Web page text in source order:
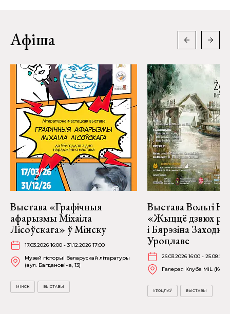
Афіша
Выстава «Графічныя
афарызмы Міхаіла
Лісоўскага» ў Мінску
17.03.2026 16:00 - 31.12.2026 17:00
Музей гісторыі беларускай літаратуры
(вул. Багдановіча, 13)
МІНСК ВЫСТАВЫ
Выстава Вольгі
«Жыццё дзвюх
і Бярэзіна
Уроцлаве
26.03.2026 16:00 -
Галерэя Клуба MiL
УРОЦЛАЎ ВЫСТАВЫ